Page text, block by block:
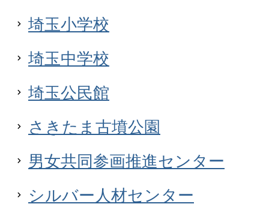
埼玉小学校
埼玉中学校
埼玉公民館
さきたま古墳公園
男女共同参画推進センター
シルバー人材センター